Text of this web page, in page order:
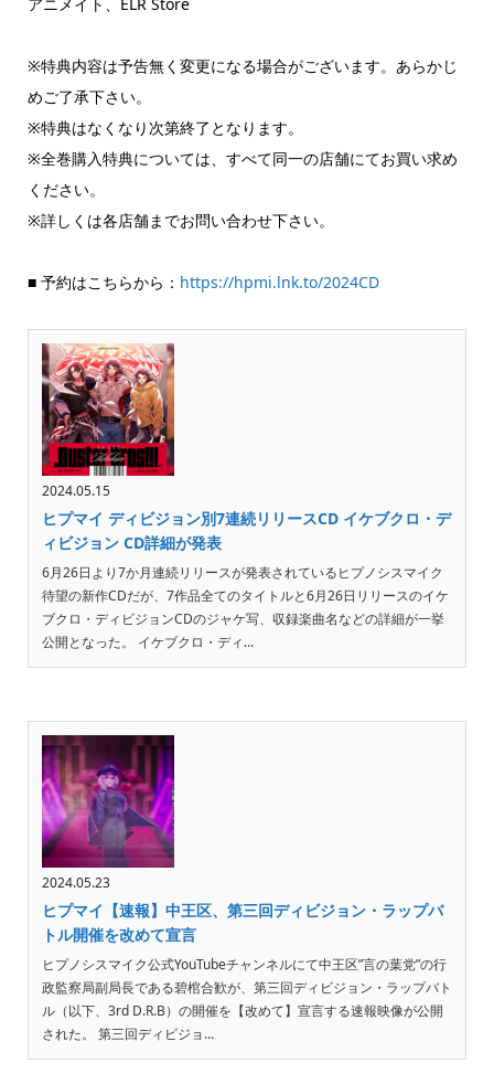
※特典内容は予告無く変更になる場合がございます。あらかじ
めご了承下さい。
※特典はなくなり次第終了となります。
※全巻購入特典については、すべて同一の店舗にてお買い求め
ください。
※詳しくは各店舗までお問い合わせ下さい。
■ 予約はこちらから： https://hpmi.lnk.to/2024CD
2024.05.15
ヒプマイ ディビジョン別7連続リリースCD イケブクロ・デ
ィビジョン CD詳細が発表
6月26日より7か月連続リリースが発表されているヒプノシスマイク
待望の新作CDだが、7作品全てのタイトルと6月26日リリースのイケ
ブクロ・ディビジョンCDのジャケ写、収録楽曲名などの詳細が一挙
公開となった。 イケブクロ・ディ...
2024.05.23
ヒプマイ【速報】中王区、第三回ディビジョン・ラップバ
トル開催を改めて宣言
ヒプノシスマイク公式YouTubeチャンネルにて中王区”言の葉党”の行
政監察局副局長である碧棺合歓が、第三回ディビジョン・ラップバト
ル（以下、3rd D.R.B）の開催を【改めて】宣言する速報映像が公開
された。 第三回ディビジョ...